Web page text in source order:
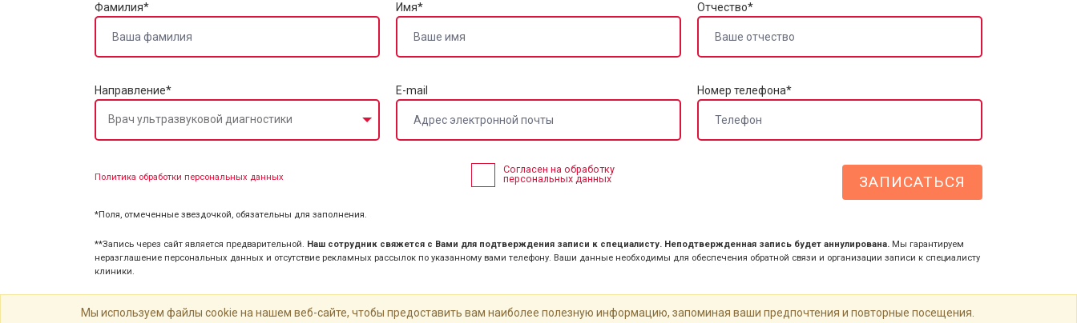
Фамилия* Имя* Отчество*
Направление*
Врач ультразвуковой диагностики
E-mail Номер телефона*
Политика обработки персональных данных
Согласен на обработку
персональных данных
ЗАПИСАТЬСЯ
*Поля, отмеченные звездочкой, обязательны для заполнения.
**Запись через сайт является предварительной. Наш сотрудник свяжется с Вами для подтверждения записи к специалисту. Неподтвержденная запись будет аннулирована. Мы гарантируем
неразглашение персональных данных и отсутствие рекламных рассылок по указанному вами телефону. Ваши данные необходимы для обеспечения обратной связи и организации записи к специалисту
клиники.
Мы используем файлы cookie на нашем веб-сайте, чтобы предоставить вам наиболее полезную информацию, запоминая ваши предпочтения и повторные посещения.